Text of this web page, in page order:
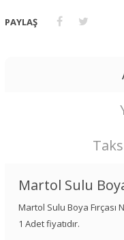
PAYLAŞ
Martol Sulu
Martol Sulu Boya Fırçası
1 Adet fiyatıdır.